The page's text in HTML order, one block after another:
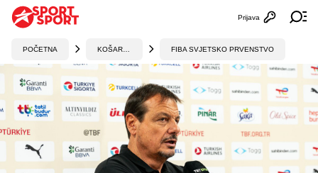
Otvori
Prijava
POČETNA FIBA SVJETSKO PRVENSTVO